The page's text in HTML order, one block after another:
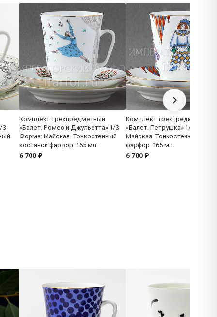
3
Комплект трехпредметный
«Балет. Ромео и Джульетта» 1/3
Форма: Майская. Тонкостенный
костяной фарфор. 165 мл.
6 700 ₽
Комплект трехпредметный
«Балет. Петрушка» 1/3
Майская. Тонкостенный
фарфор. 165 мл.
6 700 ₽